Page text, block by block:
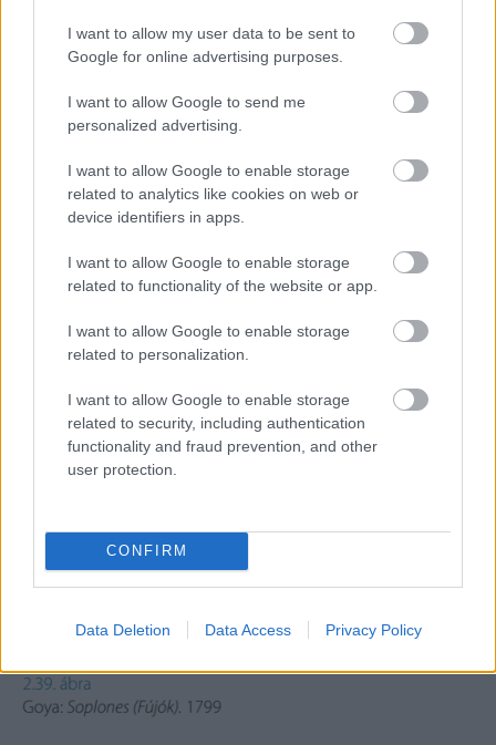
I want to allow my user data to be sent to
Google for online advertising purposes.
I want to allow Google to send me
personalized advertising.
I want to allow Google to enable storage
related to analytics like cookies on web or
device identifiers in apps.
I want to allow Google to enable storage
related to functionality of the website or app.
I want to allow Google to enable storage
related to personalization.
I want to allow Google to enable storage
related to security, including authentication
functionality and fraud prevention, and other
user protection.
CONFIRM
Data Deletion Data Access Privacy Policy